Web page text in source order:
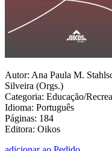
Autor: Ana Paula M.
Silveira (Orgs.)
Categoria: Educação/
Idioma: Português
Páginas: 184
Editora: Oikos